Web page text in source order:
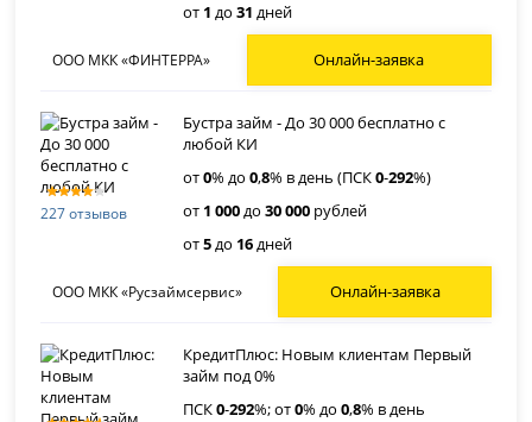
от 1 до31 дней
ООО МКК «ФИНТЕРРА» Онлайн-заявка
227 отзывов
Бустра займ - До 30 000 бесплатно с
любой КИ
от0% до0,8% в день (ПСК0-292%)
от 1 000до30 000 рублей
от5до 16дней
ООО МКК «Русзаймсервис» Онлайн-заявка
КредитПлюс: Новым клиентам Первый
займ под 0%
ПСК0-292%; от0% до0,8% в день